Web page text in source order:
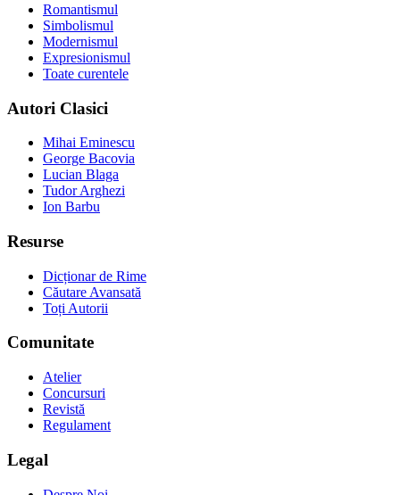
Romantismul
Simbolismul
Modernismul
Expresionismul
Toate curentele
Autori Clasici
Mihai Eminescu
George Bacovia
Lucian Blaga
Tudor Arghezi
Ion Barbu
Resurse
Dicționar de Rime
Căutare Avansată
Toți Autorii
Comunitate
Atelier
Concursuri
Revistă
Regulament
Legal